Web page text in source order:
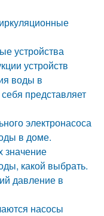
устройства
устройств
воды в
представляет
электронасоса
в доме.
значение
какой выбрать.
давление в
насосы